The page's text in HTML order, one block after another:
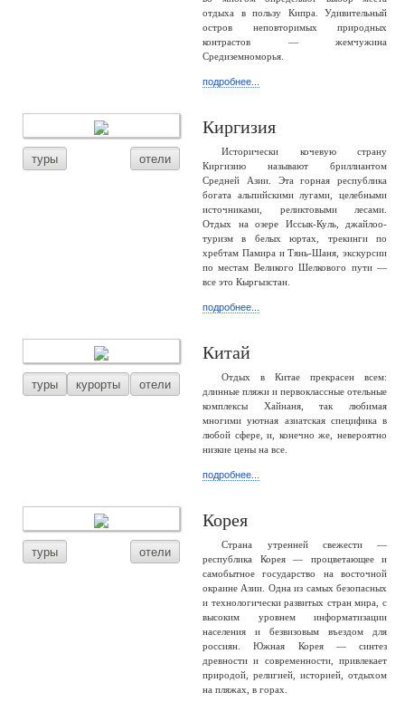
отдыха в пользу Кипра. Удивительный
остров неповторимых природных
контрастов — жемчужина
Средиземноморья.
подробнее...
туры отели
Киргизия
Исторически кочевую страну
Киргизию называют бриллиантом
Средней Азии. Эта горная республика
богата альпийскими лугами, целебными
источниками, реликтовыми лесами.
Отдых на озере Иссык-Куль, джайлоо-
туризм в белых юртах, трекинги по
хребтам Памира и Тянь-Шаня, экскурсии
по местам Великого Шелкового пути —
все это Кыргызстан.
подробнее...
туры курорты отели
Китай
Отдых в Китае прекрасен всем:
длинные пляжи и первоклассные отельные
комплексы Хайнаня, так любимая
многими уютная азиатская специфика в
любой сфере, и, конечно же, невероятно
низкие цены на все.
подробнее...
туры отели
Корея
Страна утренней свежести —
республика Корея — процветающее и
самобытное государство на восточной
окраине Азии. Одна из самых безопасных
и технологически развитых стран мира, с
высоким уровнем информатизации
населения и безвизовым въездом для
россиян. Южная Корея — синтез
древности и современности, привлекает
природой, религией, историей, отдыхом
на пляжах, в горах.